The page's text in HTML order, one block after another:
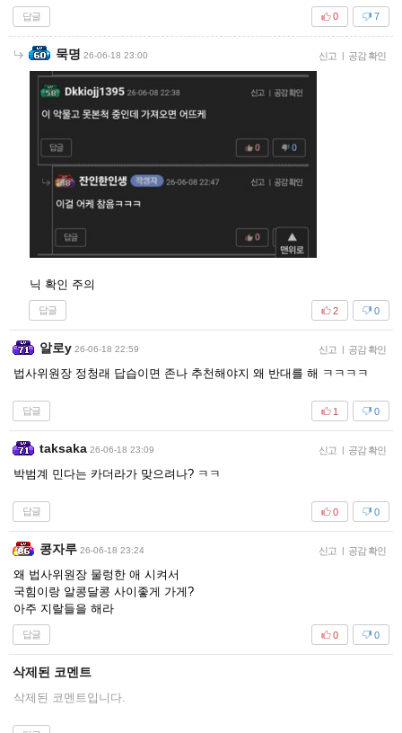
답글 7
0
묵명 26-06-18 23:00 신고 | 공감 확인
닉 확인 주의
답글 0
2
알로y 26-06-18 22:59 신고 공감 확인
법사위원장 정청래 답습이면 존나 추천해야지 왜 반대를 해 ㅋㅋㅋㅋ
답글 0
1
taksaka 26-06-18 23:09 신고 공감 확인
박범계 민다는 카더라가 맞으려나? ㅋㅋ
답글 0
0
콩자루 26-06-18 23:24 신고 공감 확인
왜 법사위원장 물렁한 애 시켜서
국힘이랑 알콩달콩 사이좋게 가게?
아주 지랄들을 해라
답글 0
0
삭제된 코멘트
삭제된 코멘트입니다.